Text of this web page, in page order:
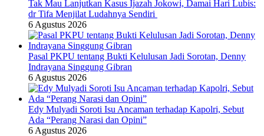
Tak Mau Lanjutkan Kasus Ijazah Jokowi, Damai Hari Lubis:
dr Tifa Menjilat Ludahnya Sendiri
6 Agustus 2026
Pasal PKPU tentang Bukti Kelulusan Jadi Sorotan, Denny
Indrayana Singgung Gibran
6 Agustus 2026
Edy Mulyadi Soroti Isu Ancaman terhadap Kapolri, Sebut
Ada “Perang Narasi dan Opini”
6 Agustus 2026